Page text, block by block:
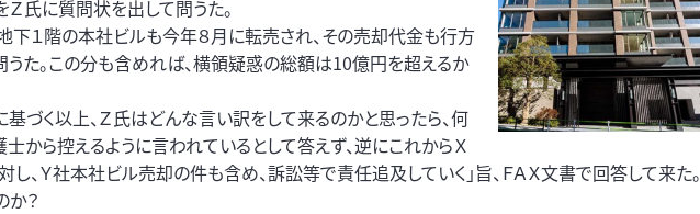
Ｚ氏に質問状を出して問うた。
下１階の本社ビルも今年８月に転売され、その売却代金も行方
うた。この分も含めれば、横領疑惑の総額は10億円を超えるか
基づく以上、Ｚ氏はどんな言い訳をして来るのかと思ったら、何
から控えるように言われているとして答えず、逆にこれからＸ
、Ｙ社本社ビル売却の件も含め、訴訟等で責任追及していく」旨、ＦＡＸ文書で回答して来た。
か？